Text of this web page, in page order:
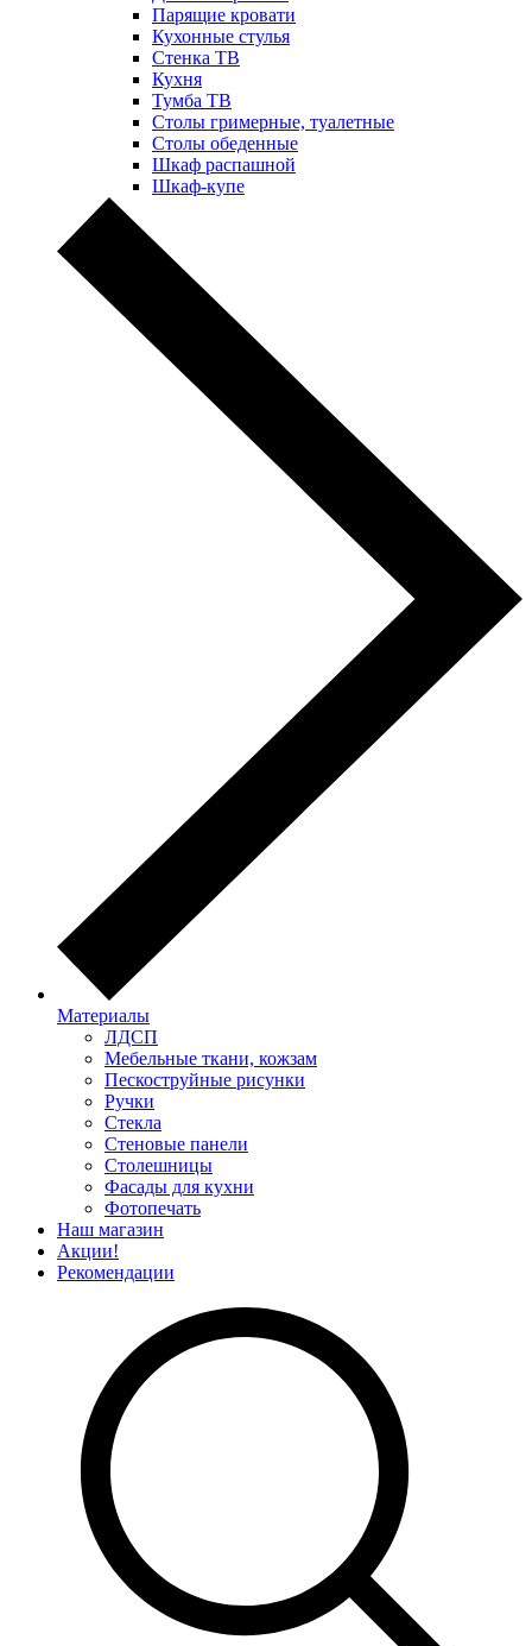
Парящие кровати
Кухонные стулья
Стенка ТВ
Кухня
Тумба ТВ
Столы гримерные, туалетные
Столы обеденные
Шкаф распашной
Шкаф-купе
Материалы
ЛДСП
Мебельные ткани, кожзам
Пескоструйные рисунки
Ручки
Стекла
Стеновые панели
Столешницы
Фасады для кухни
Фотопечать
Наш магазин
Акции!
Рекомендации